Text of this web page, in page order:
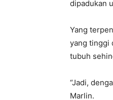
dipadukan
Yang
yang tinggi
tubuh
“Jadi,
Marlin.